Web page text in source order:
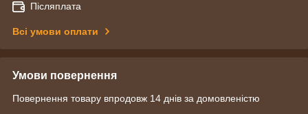
Післяплата
Всі умови оплати
Умови повернення
Повернення товару впродовж 14 днів за домовленістю